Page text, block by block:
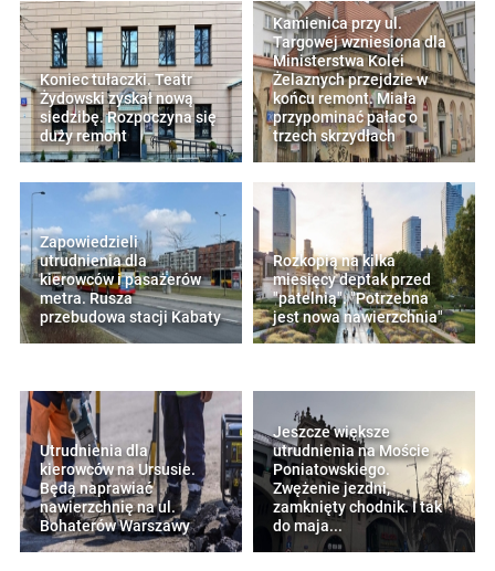
Koniec tułaczki. Teatr
Żydowski zyskał nową
siedzibę. Rozpoczyna się
duży remont
Kamienica przy ul.
Targowej wzniesiona dla
Ministerstwa Kolei
Żelaznych przejdzie w
końcu remont. Miała
przypominać pałac o
trzech skrzydłach
Zapowiedzieli
utrudnienia dla
kierowców i pasażerów
metra. Rusza
przebudowa stacji Kabaty
Rozkopią na kilka
miesięcy deptak przed
"patelnią". "Potrzebna
jest nowa nawierzchnia"
Utrudnienia dla
kierowców na Ursusie.
Będą naprawiać
nawierzchnię na ul.
Bohaterów Warszawy
Jeszcze większe
utrudnienia na Moście
Poniatowskiego.
Zwężenie jezdni,
zamknięty chodnik. I tak
do maja...